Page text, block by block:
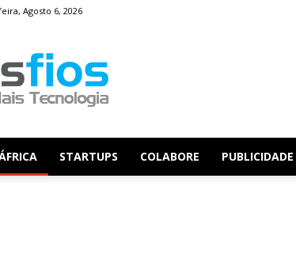
Agosto 6, 2026
STARTUPS COLABORE PUBLICIDADE